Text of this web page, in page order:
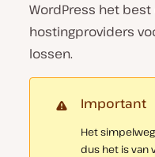
WordPress het
hostingproviders
lossen.
Important
Het
dus het is van